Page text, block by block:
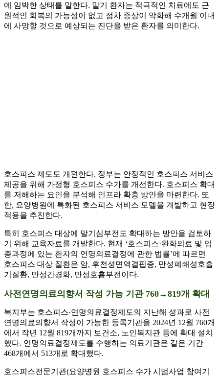
에 임박한 상태를 말한다. 말기 환자는 적극적인 치료에도 근
원적인 회복의 가능성이 없고 점차 증상이 악화해 수개월 이내
에 사망할 것으로 예상되는 진단을 받은 환자를 의미한다.
호스피스 제도도 개편한다. 정부는 안정적인 호스피스 서비스
제공을 위해 가정형 호스피스 수가를 개선한다. 호스피스 확대
를 저해하는 요인을 분석해 인프라 확충 방안을 마련한다. 또
한, 요양병원에 특화된 호스피스 서비스 모델을 개발하고 현장
적용을 추진한다.
특히 호스피스 대상에 말기심부전도 확대하는 방안을 검토하
기 위해 교육자료를 개발한다. 현재 ‘호스피스·완화의료 및 임
종과정에 있는 환자의 연명의료결정에 관한 법률’에 따르면
호스피스 대상 질환은 암, 후천성면역결핍증, 만성폐쇄성호흡
기질환, 만성간경화, 만성호흡부전이다.
사전연명의료의향서 작성 가능 기관 760→819개 확대
복지부는 호스피스·연명의료결정제도의 지난해 성과로 사전
연명의료의향서 작성이 가능한 등록기관을 2024년 12월 760개
에서 작년 12월 819개까지 보건소, 노인복지관 등에 확대 설치
했다. 연명의료결정제도를 수행하는 의료기관은 같은 기간
468개에서 513개로 확대했다.
호스피스전문기관(요양병원 호스피스 수가 시범사업 참여기